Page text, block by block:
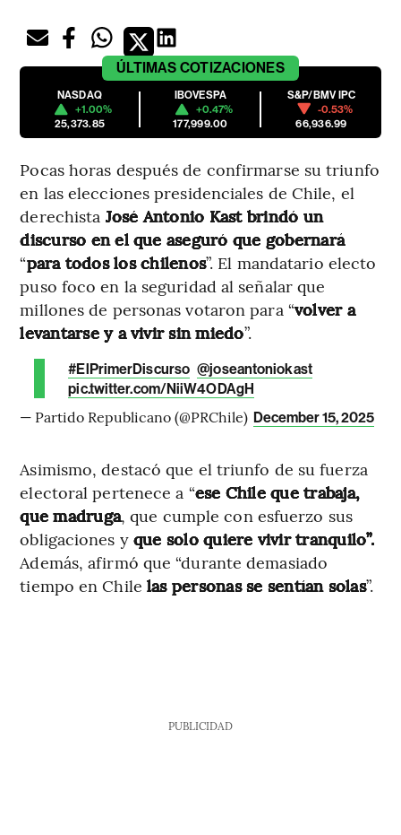
ÚLTIMAS COTIZACIONES
NASDAQ
+1.00%
25,373.85
IBOVESPA
+0.47%
177,999.00
S&P/BMV IPC
-0.53%
66,936.99
Pocas horas después de confirmarse su triunfo
en las elecciones presidenciales de Chile, el
derechista José Antonio Kast brindó un
discurso en el que aseguró que gobernará
“para todos los chilenos”. El mandatario electo
puso foco en la seguridad al señalar que
millones de personas votaron para “volver a
levantarse y a vivir sin miedo”.
#ElPrimerDiscurso @joseantoniokast
pic.twitter.com/NiiW4ODAgH
— Partido Republicano (@PRChile) December 15, 2025
Asimismo, destacó que el triunfo de su fuerza
electoral pertenece a “ese Chile que trabaja,
que madruga, que cumple con esfuerzo sus
obligaciones y que solo quiere vivir tranquilo”.
Además, afirmó que “durante demasiado
tiempo en Chile las personas se sentían solas”.
PUBLICIDAD